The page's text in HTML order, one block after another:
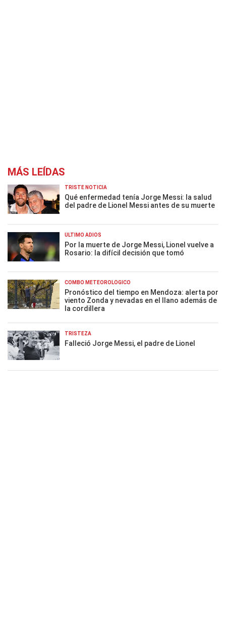
MÁS LEÍDAS
TRISTE NOTICIA
Qué enfermedad tenía Jorge Messi: la salud
del padre de Lionel Messi antes de su muerte
ÚLTIMO ADIÓS
Por la muerte de Jorge Messi, Lionel vuelve a
Rosario: la difícil decisión que tomó
COMBO METEOROLÓGICO
Pronóstico del tiempo en Mendoza: alerta por
viento Zonda y nevadas en el llano además de
la cordillera
TRISTEZA
Falleció Jorge Messi, el padre de Lionel